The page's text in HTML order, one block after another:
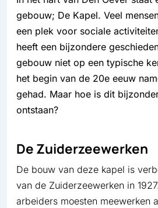
gebouw; De Kapel. Veel
een plek voor sociale
heeft een bijzondere
gebouw niet op een typische
het begin van de 20e eeuw
gehad. Maar hoe is dit
ontstaan?
De Zuiderzeewerken
De bouw van deze kapel is
van de Zuiderzeewerken in
arbeiders moesten meewerken